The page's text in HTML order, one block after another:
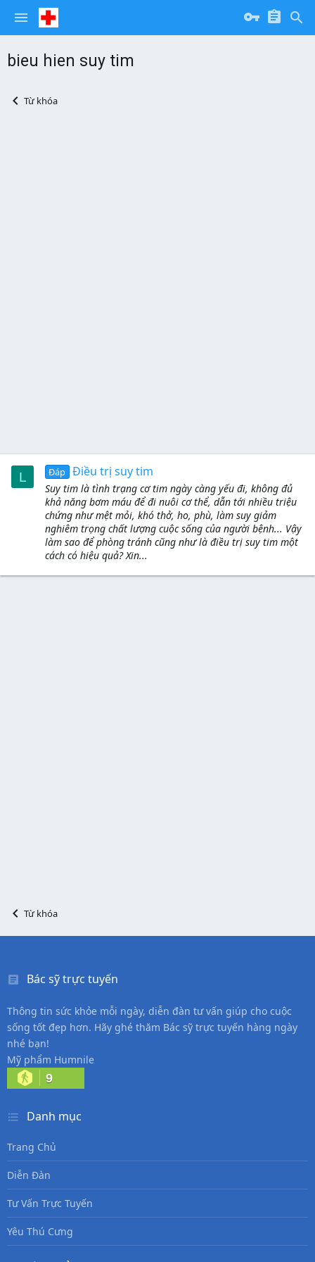
bieu hien suy tim
Từ khóa
L Đáp Điều trị suy tim
Suy tim là tình trạng cơ tim ngày càng yếu đi, không đủ
khả năng bơm máu để đi nuôi cơ thể, dẫn tới nhiều triệu
chứng như mệt mỏi, khó thở, ho, phù, làm suy giảm
nghiêm trọng chất lượng cuộc sống của người bệnh... Vậy
làm sao để phòng tránh cũng như là điều trị suy tim một
cách có hiệu quả? Xin...
Từ khóa
Bác sỹ trực tuyến
Thông tin sức khỏe mỗi ngày, diễn đàn tư vấn giúp cho cuộc
sống tốt đẹp hơn. Hãy ghé thăm Bác sỹ trực tuyến hàng ngày
nhé bạn!
Mỹ phẩm Humnile
9
Danh mục
Trang Chủ
Diễn Đàn
Tư Vấn Trực Tuyến
Yêu Thú Cưng